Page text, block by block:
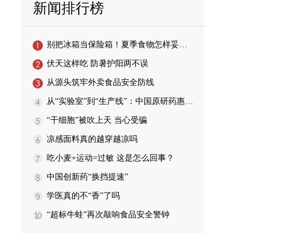
新闻排行榜
别把冰箱当保险箱！夏季食物怎样妥善储存…
伏天这样吃 防暑护阳两不误
从源头筑牢外卖食品安全防线
从“实验室”到“生产线”：中国原研药惠…
“干细胞”被吹上天 当心受骗
凉感面料真的越穿越凉吗
吃小麦+运动=过敏 这是怎么回事？
中国创新药“换挡提速”
学医真的不“香”了吗
“超标牛蛙”再次敲响食品安全警钟